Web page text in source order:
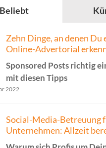
Beliebt
Zehn Dinge, an denen Du
Online-Advertorial
Sponsored Posts richtig
mit diesen Tipps
2022
Social-Media-Betreuung
Unternehmen: Allzeit